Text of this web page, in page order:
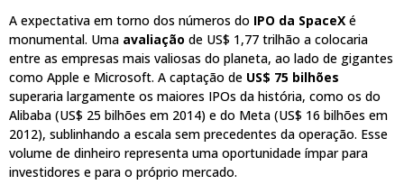
A expectativa em torno dos números do IPO da SpaceX é
monumental. Uma avaliação de US$ 1,77 trilhão a colocaria
entre as empresas mais valiosas do planeta, ao lado de gigantes
como Apple e Microsoft. A captação de US$ 75 bilhões
superaria largamente os maiores IPOs da história, como os do
Alibaba (US$ 25 bilhões em 2014) e do Meta (US$ 16 bilhões em
2012), sublinhando a escala sem precedentes da operação. Esse
volume de dinheiro representa uma oportunidade ímpar para
investidores e para o próprio mercado.